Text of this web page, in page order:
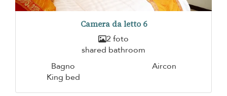
Camera da letto 6
2 foto
shared bathroom
Bagno
Aircon
King bed